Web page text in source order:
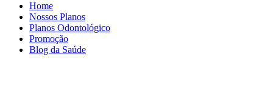
Home
Nossos Planos
Planos Odontológico
Promoção
Blog da Saúde